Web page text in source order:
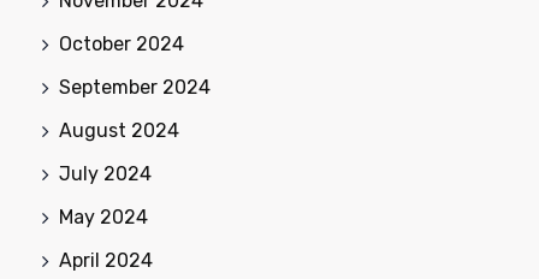
October 2024
September 2024
August 2024
July 2024
May 2024
April 2024